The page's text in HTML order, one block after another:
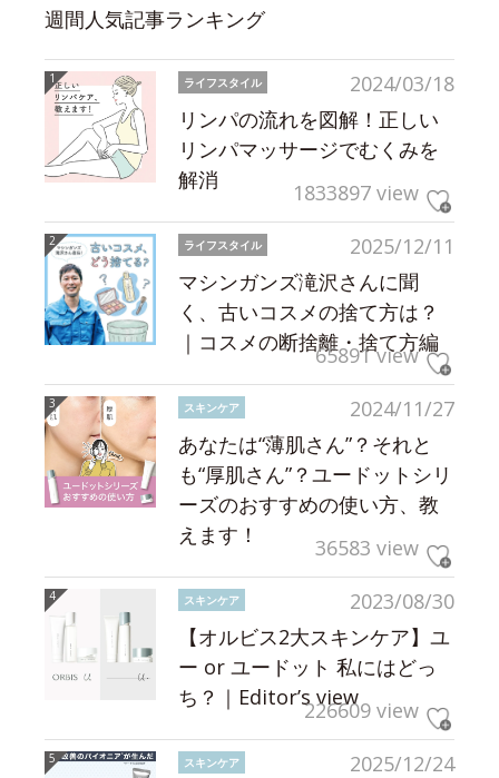
週間人気記事ランキング
2024/03/18
ライフスタイル
リンパの流れを図解！正しい
リンパマッサージでむくみを
解消
1833897 view
2025/12/11
ライフスタイル
マシンガンズ滝沢さんに聞
く、古いコスメの捨て方は？
｜コスメの断捨離・捨て方編
65891 view
2024/11/27
スキンケア
あなたは“薄肌さん”？それと
も“厚肌さん”？ユードットシリ
ーズのおすすめの使い方、教
えます！
36583 view
2023/08/30
スキンケア
【オルビス2大スキンケア】ユ
ー or ユードット 私にはどっ
ち？｜Editor’s view226609 view
2025/12/24
スキンケア